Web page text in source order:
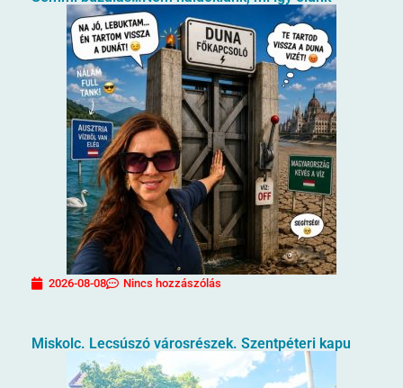
2026-08-08 Nincs hozzászólás
Miskolc. Lecsúszó városrészek. Szentpéteri kapu